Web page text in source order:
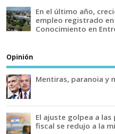
En el último año,
empleo registrado
Conocimiento en
Opinión
Mentiras, paranoia y
El ajuste golpea a
fiscal se redujo a la